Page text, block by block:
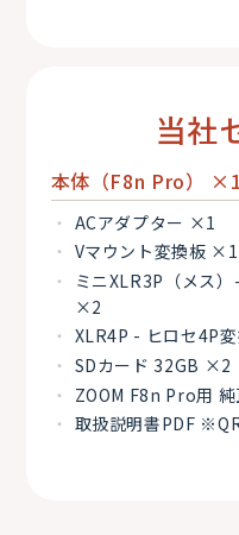
当社
本体（F8n Pro） ×1
ACアダプター ×1
Vマウント変換板 ×1
ミニXLR3P（メス
×2
XLR4P - ヒロセ4P
SDカード 32GB ×2
ZOOM F8n Pro用
取扱説明書PDF